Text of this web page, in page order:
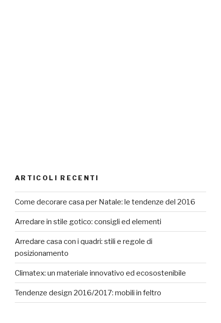
ARTICOLI RECENTI
Come decorare casa per Natale: le tendenze del 2016
Arredare in stile gotico: consigli ed elementi
Arredare casa con i quadri: stili e regole di
posizionamento
Climatex: un materiale innovativo ed ecosostenibile
Tendenze design 2016/2017: mobili in feltro